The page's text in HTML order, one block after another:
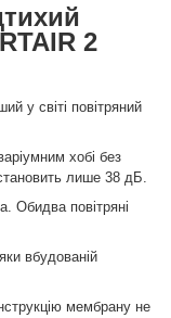
2
у світі повітряний
хобі без
лише 38 дБ.
Обидва повітряні
вбудованій
мембрану не